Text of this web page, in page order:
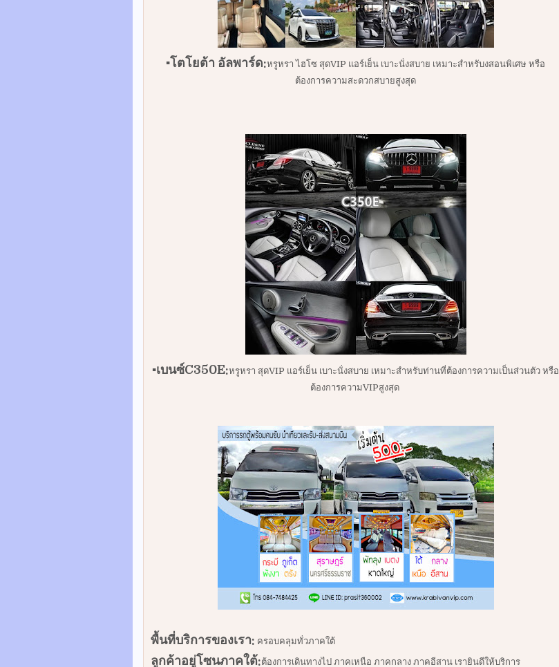
▪️โตโยต้า อัลพาร์ด:หรูหรา ไฮโซ สุดVIP แอร์เย็น เบาะนั่งสบาย เหมาะสำหรับงสอนพิเศษ หรือ
ต้องการความสะดวกสบายสูงสุด
▪️เบนซ์C350E:หรูหรา สุดVIP แอร์เย็น เบาะนั่งสบาย เหมาะสำหรับท่านที่ต้องการความเป็นส่วนตัว หรือ
ต้องการความVIPสูงสุด
พื้นที่บริการของเรา: ครอบคลุมทั่วภาคใต้
ลูกค้าอยู่โซนภาคใต้:ต้องการเดินทางไป ภาคเหนือ ภาคกลาง ภาคอีสาน เรายินดีให้บริการ